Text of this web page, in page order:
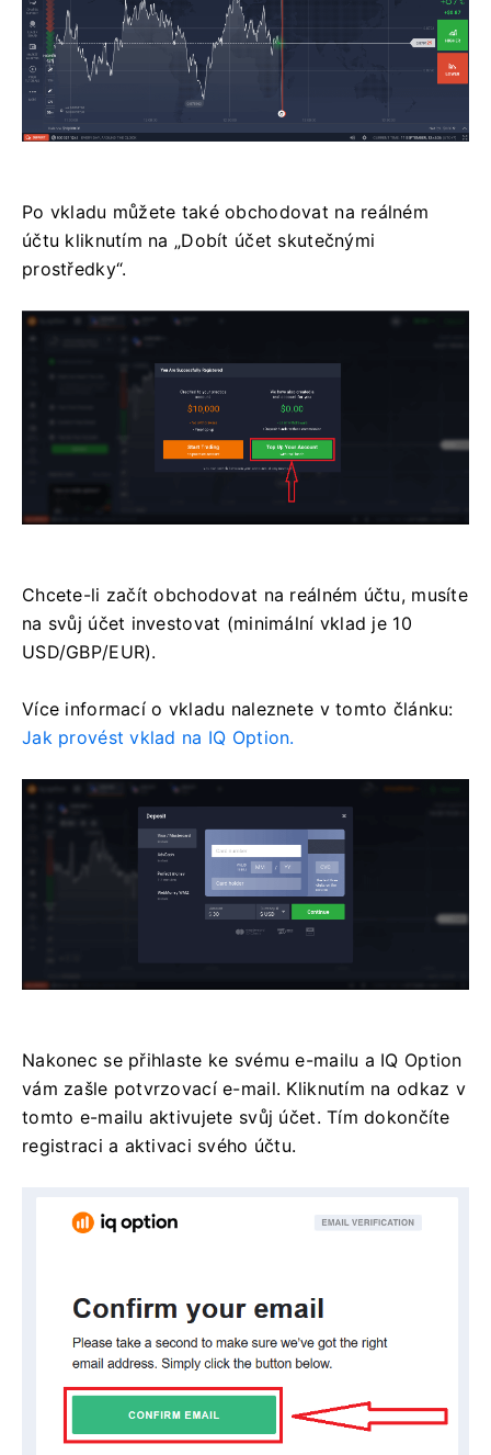
Po vkladu můžete také obchodovat na reálném
účtu kliknutím na „Dobít účet skutečnými
prostředky“.
Chcete-li začít obchodovat na reálném účtu, musíte
na svůj účet investovat (minimální vklad je 10
USD/GBP/EUR).
Více informací o vkladu naleznete v tomto článku:
Jak provést vklad na IQ Option.
Nakonec se přihlaste ke svému e-mailu a IQ Option
vám zašle potvrzovací e-mail. Kliknutím na odkaz v
tomto e-mailu aktivujete svůj účet. Tím dokončíte
registraci a aktivaci svého účtu.